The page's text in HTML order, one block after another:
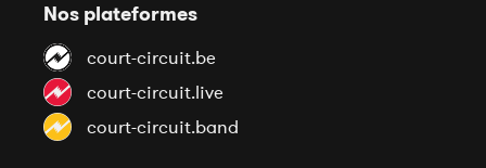
Nos plateformes
court-circuit.be
court-circuit.live
court-circuit.band